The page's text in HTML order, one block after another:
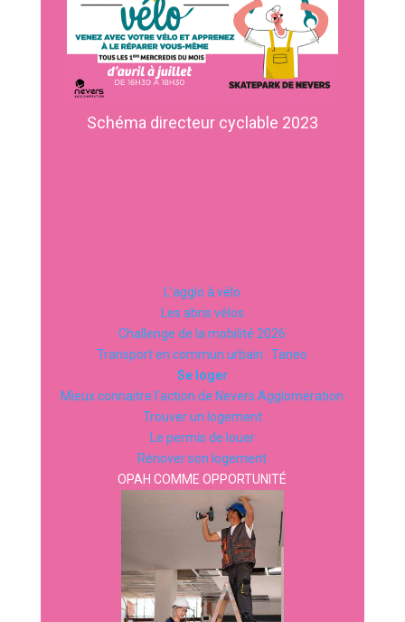
Schéma directeur cyclable 2023
L’agglo à vélo
Les abris vélos
Challenge de la mobilité 2026
Transport en commun urbain : Taneo
Se loger
Mieux connaitre l’action de Nevers Agglomération
Trouver un logement
Le permis de louer
Rénover son logement
OPAH COMME OPPORTUNITÉ